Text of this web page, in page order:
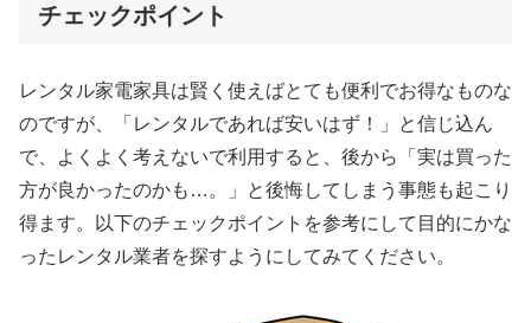
チェックポイント
レンタル家電家具は賢く使えばとても便利でお得なものな
のですが、「レンタルであれば安いはず！」と信じ込ん
で、よくよく考えないで利用すると、後から「実は買った
方が良かったのかも…。」と後悔してしまう事態も起こり
得ます。以下のチェックポイントを参考にして目的にかな
ったレンタル業者を探すようにしてみてください。